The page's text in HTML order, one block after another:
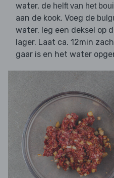
water, de helft van het
aan de kook. Voeg de
water, leg een deksel op
lager. Laat ca. 12min
gaar is en het water